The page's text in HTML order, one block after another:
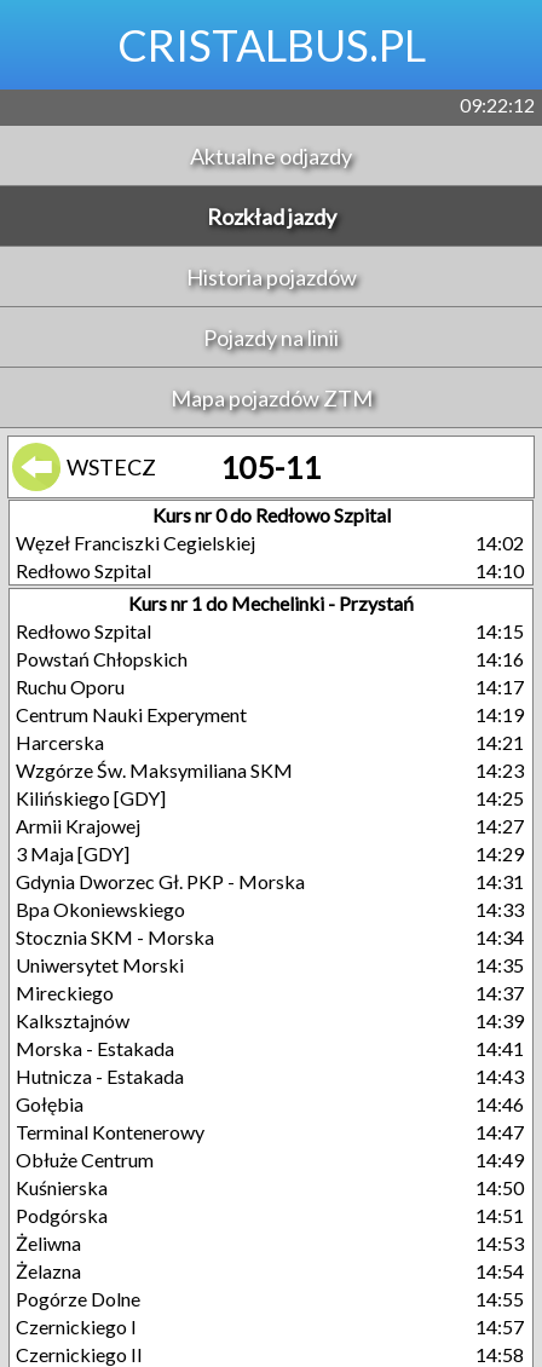
CRISTALBUS.PL
09:22:12
Aktualne odjazdy
Rozkład jazdy
Historia pojazdów
Pojazdy na linii
Mapa pojazdów ZTM
WSTECZ 105-11
Kurs nr 0 do Redłowo Szpital
Węzeł Franciszki Cegielskiej
14:02
Redłowo Szpital
14:10
Kurs nr 1 do Mechelinki - Przystań
Redłowo Szpital
14:15
Powstań Chłopskich
14:16
Ruchu Oporu
14:17
Centrum Nauki Experyment
14:19
Harcerska
14:21
Wzgórze Św. Maksymiliana SKM
14:23
Kilińskiego [GDY]
14:25
Armii Krajowej
14:27
3 Maja [GDY]
14:29
Gdynia Dworzec Gł. PKP - Morska
14:31
Bpa Okoniewskiego
14:33
Stocznia SKM - Morska
14:34
Uniwersytet Morski
14:35
Mireckiego
14:37
Kalksztajnów
14:39
Morska - Estakada
14:41
Hutnicza - Estakada
14:43
Gołębia
14:46
Terminal Kontenerowy
14:47
Obłuże Centrum
14:49
Kuśnierska
14:50
Podgórska
14:51
Żeliwna
14:53
Żelazna
14:54
Pogórze Dolne
14:55
Czernickiego I
14:57
Czernickiego II
14:58